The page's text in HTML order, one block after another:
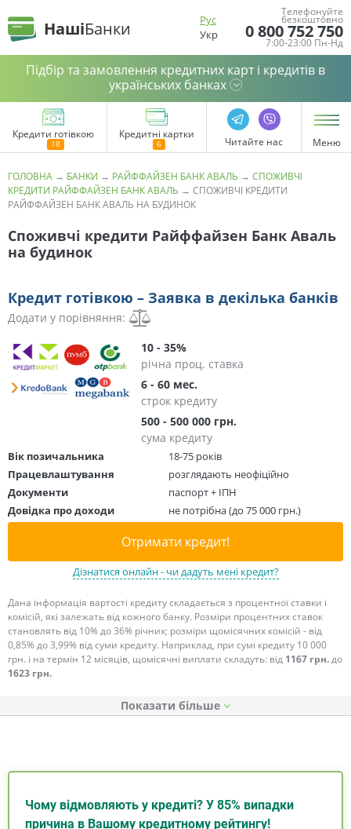
НашіБанки
Рус
Укр
Телефонуйте
безкоштовно
0 800 752 750
7:00-23:00 Пн-Нд
Підбір та замовлення кредитних карт і кредитів в
українських банках
Кредити готівкою Кредитні картки
Читайте нас Меню
ГОЛОВНА → БАНКИ → РАЙФФАЙЗЕН БАНК АВАЛЬ → СПОЖИВЧІ
КРЕДИТИ РАЙФФАЙЗЕН БАНК АВАЛЬ → СПОЖИВЧІ КРЕДИТИ
РАЙФФАЙЗЕН БАНК АВАЛЬ НА БУДИНОК
Споживчі кредити Райффайзен Банк Аваль
на будинок
Кредит готівкою – Заявка в декілька банків
Додати у порівняння:
10 - 35%
річна проц. ставка
6 - 60 мес.
строк кредиту
500 - 500 000 грн.
сума кредиту
Вік позичальника
18-75 років
Працевлаштування
розглядають неофіційно
Документи
паспорт + ІПН
Довідка про доходи
не потрібна (до 75 000 грн.)
Отримати кредит!
Дізнатися онлайн - чи дадуть мені кредит?
Дана інформація вартості кредиту складається з процентної ставки і
комісій, які залежать від кожного банку. Розміри процентних ставок
становлять від 10% до 36% річних; розміри щомісячних комісій - від
0,85% до 3,99% від суми кредиту. Наприклад, при сумі кредиту 10 000
грн. і на термін 12 місяців, щомісячні виплати складуть: від 1167 грн.до
1623 грн.
Показати
Чому відмовляють у кредиті? У 85% випадки
причина в Вашому кредитному рейтингу!